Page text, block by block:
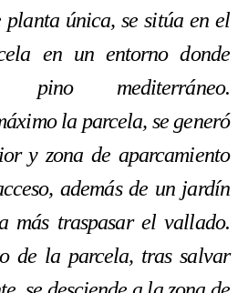
planta única, se sitúa en el
en un entorno donde
pino mediterráneo.
la parcela, se generó
y zona de aparcamiento
además de un jardín
más traspasar el vallado.
de la parcela, tras salvar